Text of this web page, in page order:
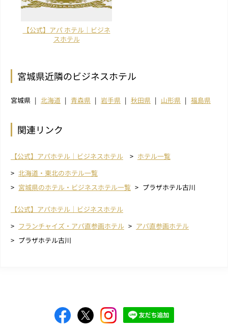
【公式】アパ ホテル｜ビジネ
スホテル
宮城県近隣のビジネスホテル
宮城県 北海道 青森県 岩手県 秋田県 山形県 福島県
関連リンク
【公式】アパホテル｜ビジネスホテル
ホテル一覧
北海道・東北のホテル一覧
宮城県のホテル・ビジネスホテル一覧
プラザホテル古川
【公式】アパホテル｜ビジネスホテル
フランチャイズ・アパ直参画ホテル
アパ直参画ホテル
プラザホテル古川